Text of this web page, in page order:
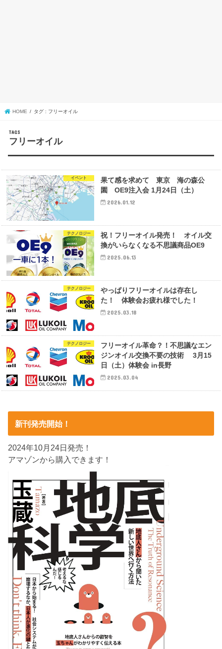
HOME タグ : フリーオイル
フリーオイル
イベント
果て感を求めて 東京 海の森公
園 OE9注入会 1月24日（土）
2026.01.12
テクノロジー
祝！フリーオイル発売！ オイル交
換がいらなくなる不思議商品OE9
2025.06.13
テクノロジー
やっぱりフリーオイルは存在し
た！ 体験会お疲れ様でした！
2025.03.18
テクノロジー
フリーオイル革命？！不思議なエン
ジンオイル交換不要の技術 3月15
日（土）体験会 in長野
2025.03.04
新刊発売開始！
2024年10月24日発売！
アマゾンから購入できます！